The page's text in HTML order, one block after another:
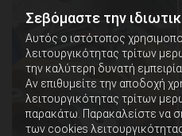
Σεβόμαστε την
Αυτός ο ιστότοπος
λειτουργικότητας τρίτων
την καλύτερη δυνατή
Αν επιθυμείτε την αποδοχή
λειτουργικότητας τρίτων
παρακάτω. Παρακαλείστε να
των cookies